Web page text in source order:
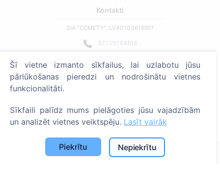
Kontakti
SIA "CEMETY", LV40103618951
371 29144816
Strādājam visā Latvijā!
Administratoriem
© 2013 - 2026 Cemety Visas tiesības aizsargātas
Privātuma politika un noteikumi.
Šī vietne izmanto sīkfailus, lai uzlabotu jūsu
pārlūkošanas pieredzi un nodrošinātu vietnes
funkcionalitāti.
Sīkfaili palīdz mums pielāgoties jūsu vajadzībām
un analizēt vietnes veiktspēju. Lasīt vairāk
Piekrītu Nepiekrītu